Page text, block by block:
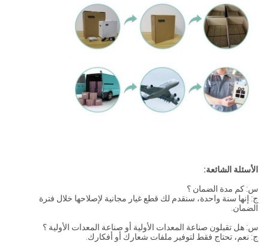
الأسئلة الشائعة:
س: كم مدة الضمان ؟
ج: إنها سنة واحدة، سنقدم لك قطع غيار مجانية لإصلاحها خلال فترة
الضمان.
س: هل تقبلون صناعة المعدات الأولية أو صناعة المعدات الأولية ؟
ج: نعم، تحتاج فقط لتوفير ملفات شعارك أو أفكارك.